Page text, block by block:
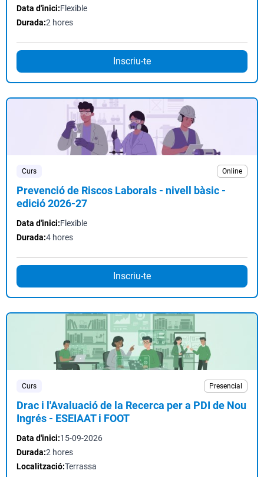
Data d'inici:Flexible
Durada:2 hores
Inscriu-te
Curs Online
Prevenció de Riscos Laborals - nivell bàsic -
edició 2026-27
Data d'inici:Flexible
Durada:4 hores
Inscriu-te
Curs Presencial
Drac i l'Avaluació de la Recerca per a PDI de Nou
Ingrés - ESEIAAT i FOOT
Data d'inici:15-09-2026
Durada:2 hores
Localització:Terrassa